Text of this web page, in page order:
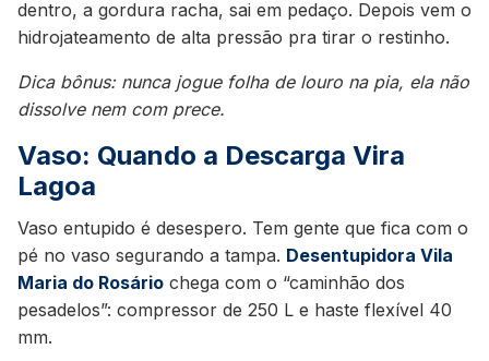
dentro, a gordura racha, sai em pedaço. Depois vem o
hidrojateamento de alta pressão pra tirar o restinho.
Dica bônus: nunca jogue folha de louro na pia, ela não
dissolve nem com prece.
Vaso: Quando a Descarga Vira
Lagoa
Vaso entupido é desespero. Tem gente que fica com o
pé no vaso segurando a tampa. Desentupidora Vila
Maria do Rosário chega com o “caminhão dos
pesadelos”: compressor de 250 L e haste flexível 40
mm.